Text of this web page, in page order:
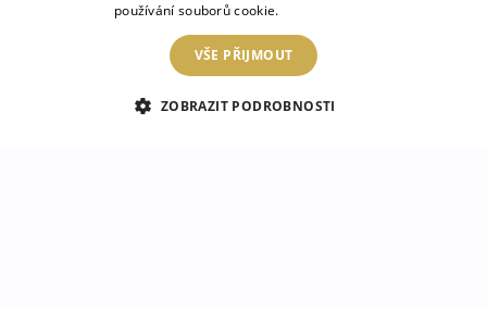
používání souborů cookie.
VŠE PŘIJMOUT
ZOBRAZIT PODROBNOSTI